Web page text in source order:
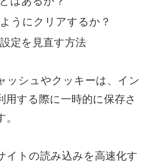
うにクリアするか？
定を見直す方法
ッシュやクッキーは、イン
用する際に一時的に保存さ
イトの読み込みを高速化す